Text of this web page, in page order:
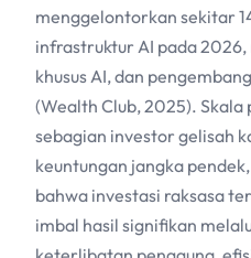
menggelontorkan sekitar
infrastruktur AI pada 2026,
khususAI, dan
(Wealth Club, 2025).
sebagian investor gelisah
keuntungan jangka
bahwa investasi raksasa
imbal hasil signifikan